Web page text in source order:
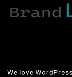
We love